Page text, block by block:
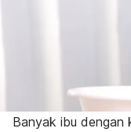
Banyak ibu dengan